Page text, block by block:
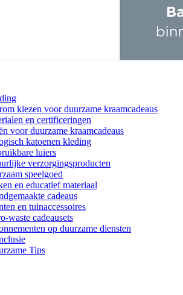
kiezen voor duurzame kraamcadeaus
en certificeringen
voor duurzame kraamcadeaus
katoenen kleding
luiers
verzorgingsproducten
speelgoed
en educatief materiaal
cadeaus
en tuinaccessoires
waste cadeausets
op duurzame diensten
Tips